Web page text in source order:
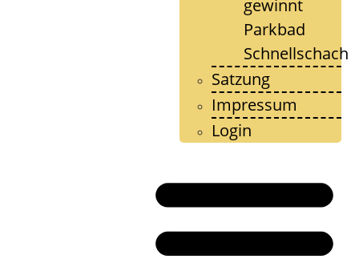
gewinnt
Parkbad
Schnellschach
Satzung
Impressum
Login